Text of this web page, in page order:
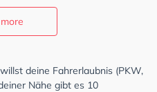
deine Fahrerlaubnis (PKW,
Nähe gibt es 10